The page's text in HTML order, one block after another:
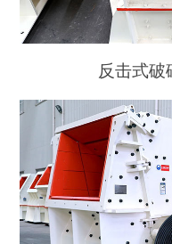
反击式破